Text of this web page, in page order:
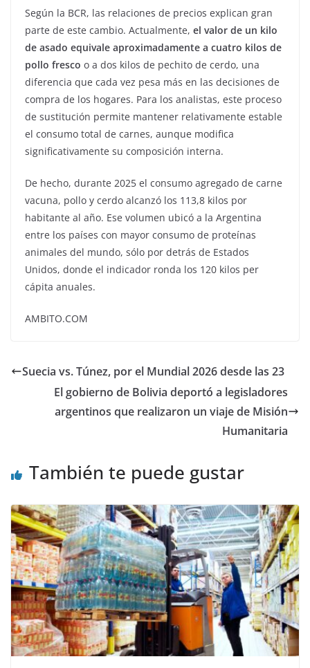
Según la BCR, las relaciones de precios explican gran
parte de este cambio. Actualmente, el valor de un kilo
de asado equivale aproximadamente a cuatro kilos de
pollo fresco o a dos kilos de pechito de cerdo, una
diferencia que cada vez pesa más en las decisiones de
compra de los hogares. Para los analistas, este proceso
de sustitución permite mantener relativamente estable
el consumo total de carnes, aunque modifica
significativamente su composición interna.
De hecho, durante 2025 el consumo agregado de carne
vacuna, pollo y cerdo alcanzó los 113,8 kilos por
habitante al año. Ese volumen ubicó a la Argentina
entre los países con mayor consumo de proteínas
animales del mundo, sólo por detrás de Estados
Unidos, donde el indicador ronda los 120 kilos per
cápita anuales.
AMBITO.COM
Suecia vs. Túnez, por el Mundial 2026 desde las 23
El gobierno de Bolivia deportó a legisladores
argentinos que realizaron un viaje de Misión
Humanitaria
También te puede gustar